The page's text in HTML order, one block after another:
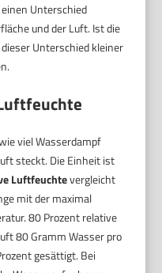
Unterschied
und der Luft. Ist die
Unterschied kleiner
viel Wasserdampf
steckt. Die Einheit ist
Luftfeuchtevergleicht
mit der maximal
80 Prozent relative
80 Gramm Wasser pro
gesättigt. Bei